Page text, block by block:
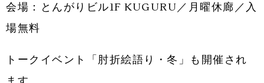
会場：とんがりビル1F KUGURU／月曜休廊／入
場無料
トークイベント「肘折絵語り・冬」も開催され